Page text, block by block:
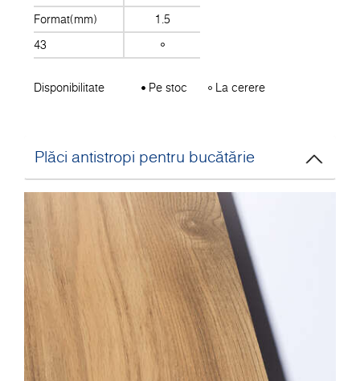
Format(mm)
1.5
43
Disponibilitate Pe stoc La cerere
Plăci antistropi pentru bucătărie